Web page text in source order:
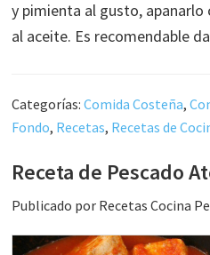
y pimienta al gusto,
al aceite. Es recomendable
Categorías:Comida Costeña,
Fondo, Recetas, Recetas de
Receta de Pescado
Publicado por Recetas Cocina